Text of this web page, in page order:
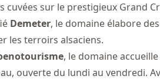
cuvées sur le prestigieux Grand
Demeter, le domaine élabore
les terroirs alsaciens.
, le domaine
ouverte du lundi au vendredi.